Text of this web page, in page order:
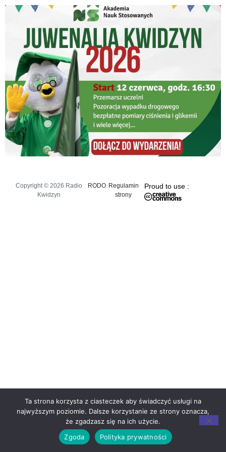
Copyright © 2026 Radio
Kwidzyn
RODO Regulamin
strony
Proud to use :
Ta strona korzysta z ciasteczek aby świadczyć usługi na
najwyższym poziomie. Dalsze korzystanie ze strony oznacza,
że zgadzasz się na ich użycie.
Zgoda
Polityka prywatności